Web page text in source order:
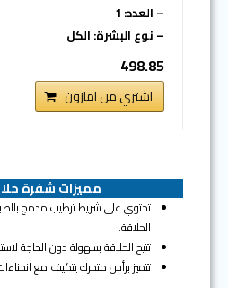
– العدد: 1
– نوع البشرة: الكل
498.85
اشتري من امازون
مميزات شفرة
تحتوي على شريط ترطيب مدمج
الحلاقة.
تتيح الحلاقة بسهولة دون الحاجة
تتميز برأس متحرك يتكيف مع